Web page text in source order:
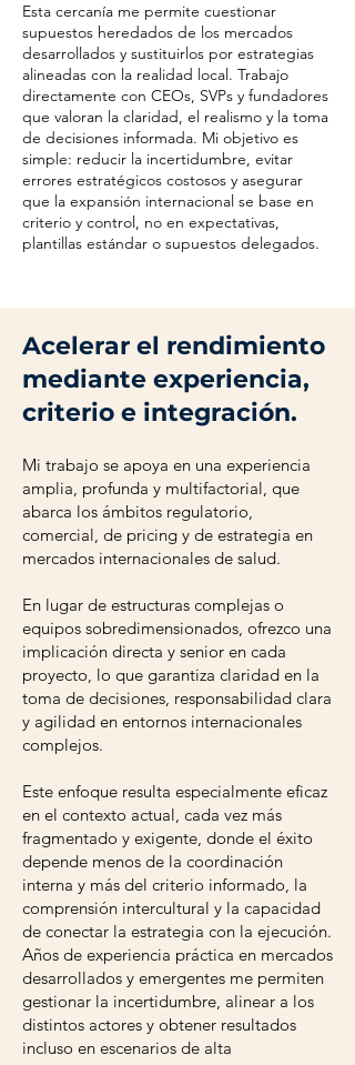
Esta cercanía me permite cuestionar
supuestos heredados de los mercados
desarrollados y sustituirlos por estrategias
alineadas con la realidad local. Trabajo
directamente con CEOs, SVPs y fundadores
que valoran la claridad, el realismo y la toma
de decisiones informada. Mi objetivo es
simple: reducir la incertidumbre, evitar
errores estratégicos costosos y asegurar
que la expansión internacional se base en
criterio y control, no en expectativas,
plantillas estándar o supuestos delegados.
Acelerar el rendimiento
mediante experiencia,
criterio e integración.
Mi trabajo se apoya en una experiencia
amplia, profunda y multifactorial, que
abarca los ámbitos regulatorio,
comercial, de pricing y de estrategia en
mercados internacionales de salud.
En lugar de estructuras complejas o
equipos sobredimensionados, ofrezco una
implicación directa y senior en cada
proyecto, lo que garantiza claridad en la
toma de decisiones, responsabilidad clara
y agilidad en entornos internacionales
complejos.
Este enfoque resulta especialmente eficaz
en el contexto actual, cada vez más
fragmentado y exigente, donde el éxito
depende menos de la coordinación
interna y más del criterio informado, la
comprensión intercultural y la capacidad
de conectar la estrategia con la ejecución.
Años de experiencia práctica en mercados
desarrollados y emergentes me permiten
gestionar la incertidumbre, alinear a los
distintos actores y obtener resultados
incluso en escenarios de alta